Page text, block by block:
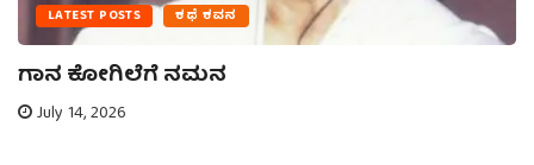
LATEST POSTS ಕಥೆ ಕವನ
ಗಾನ ಕೋಗಿಲೆಗೆ ನಮನ
July 14, 2026